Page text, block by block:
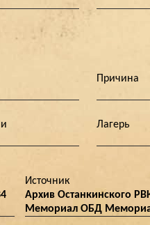
Причина
Лагерь
Источник
Архив Останкинского
Мемориал ОБД